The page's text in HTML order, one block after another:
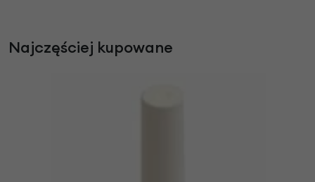
Najczęściej kupowane